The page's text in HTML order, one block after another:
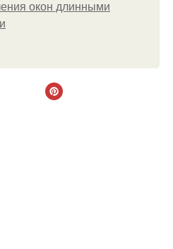
окон длинными